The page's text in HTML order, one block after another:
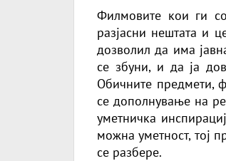
Филмовите кои ги
разјасни нештата и
дозволил да има
се збуни, и да ја
Обичните предмети,
се дополнување на
уметничка
можна уметност, тој
се разбере.